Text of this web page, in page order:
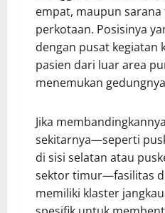
empat, maupun
perkotaan. Posisinya
dengan pusat
pasien dari luar area
menemukan
Jika
sekitarnya—seperti
di sisi selatan atau
sektor timur—fasilitas
memiliki klaster